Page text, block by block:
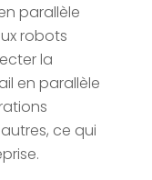
parallèle
robots
la
en parallèle
ce qui